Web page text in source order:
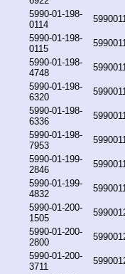
5990-01-198-
0114
5990-01-198-
0115
5990-01-198-
4748
5990-01-198-
6320
5990-01-198-
6336
5990-01-198-
7953
5990-01-199-
2846
5990-01-199-
4832
5990-01-200-
1505
5990-01-200-
2800
5990-01-200-
3711